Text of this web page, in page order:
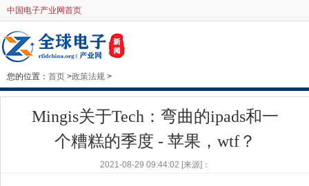
中国电子产业网首页
您的位置： 首页 >政策法规 >
Mingis关于Tech：弯曲的ipads和一
个糟糕的季度 - 苹果，wtf？
2021-08-29 09:44:02 [来源]：